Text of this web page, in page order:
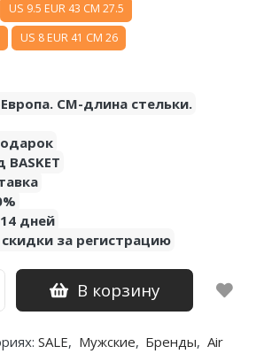
US 9.5 EUR 43 CM 27.5
US 8 EUR 41 CM 26
CM-длина стельки.
BASKET
дней
скидки за регистрацию
В корзину
SALE, Мужские, Бренды, Air